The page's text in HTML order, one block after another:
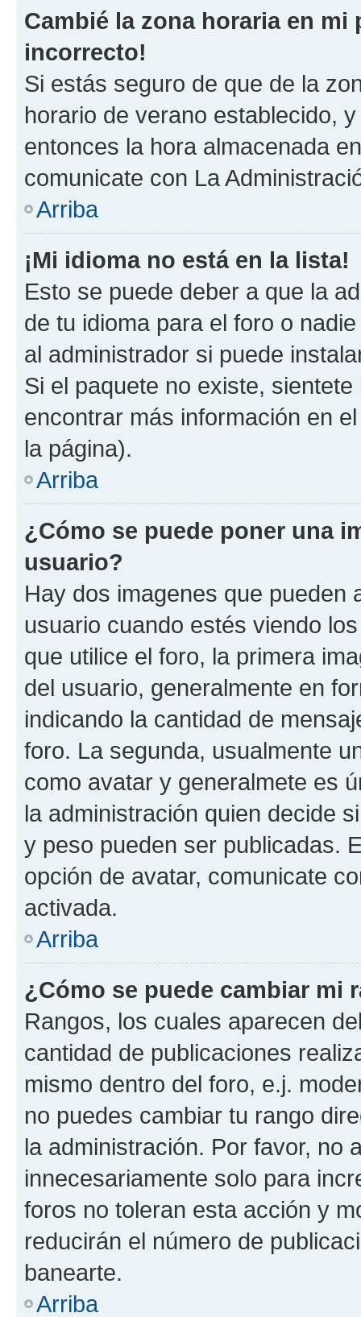
Cambié la zona horaria en
incorrecto!
Si estás seguro de que de la
horario de verano establecido,
entonces la hora almacenada
comunicate con La
Arriba
¡Mi idioma no está en la lista!
Esto se puede deber a que la
de tu idioma para el foro o
al administrador si puede
Si el paquete no existe,
encontrar más información en
la página).
Arriba
¿Cómo se puede poner una
usuario?
Hay dos imagenes que pueden
usuario cuando estés viendo
que utilice el foro, la primera
del usuario, generalmente en
indicando la cantidad de
foro. La segunda, usualmente
como avatar y generalmete es
la administración quien decide
y peso pueden ser publicadas.
opción de avatar, comunicate
activada.
Arriba
¿Cómo se puede cambiar mi
Rangos, los cuales aparecen
cantidad de publicaciones
mismo dentro del foro, e.j.
no puedes cambiar tu rango
la administración. Por favor, no
innecesariamente solo para
foros no toleran esta acción y
reducirán el número de
banearte.
Arriba